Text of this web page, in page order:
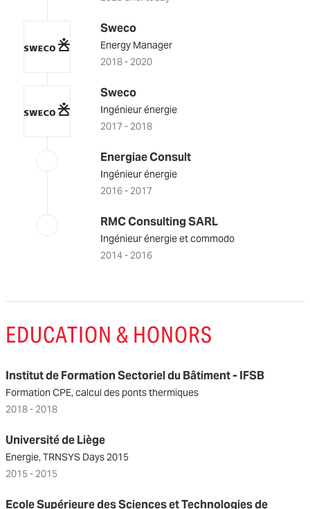
Sweco
Energy Manager
2018 - 2020
Sweco
Ingénieur énergie
2017 - 2018
Energiae Consult
Ingénieur énergie
2016 - 2017
RMC Consulting SARL
Ingénieur énergie et commodo
2014 - 2016
EDUCATION & HONORS
Institut de Formation Sectoriel du Bâtiment - IFSB
Formation CPE, calcul des ponts thermiques
2018 - 2018
Université de Liège
Energie, TRNSYS Days 2015
2015 - 2015
Ecole Supérieure des Sciences et Technologies de